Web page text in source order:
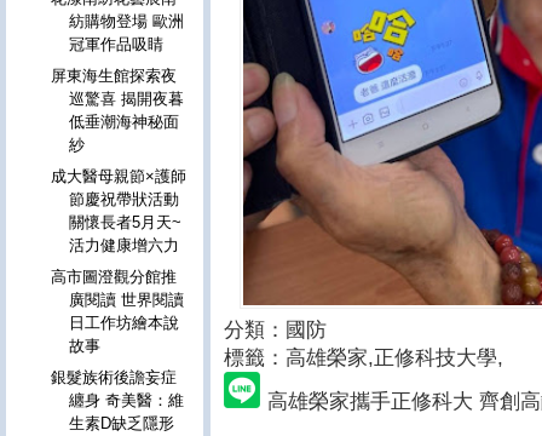
分類：國防
標籤：高雄榮家,正修科技大學,
高雄榮家攜手正修科大 齊創
紡購物登場 歐洲
冠軍作品吸睛
屏東海生館探索夜
巡驚喜 揭開夜暮
低垂潮海神秘面
紗
成大醫母親節×護師
節慶祝帶狀活動
關懷長者5月天~
活力健康增六力
高市圖澄觀分館推
廣閱讀 世界閱讀
日工作坊繪本說
故事
銀髮族術後譫妄症
纏身 奇美醫：維
生素D缺乏隱形